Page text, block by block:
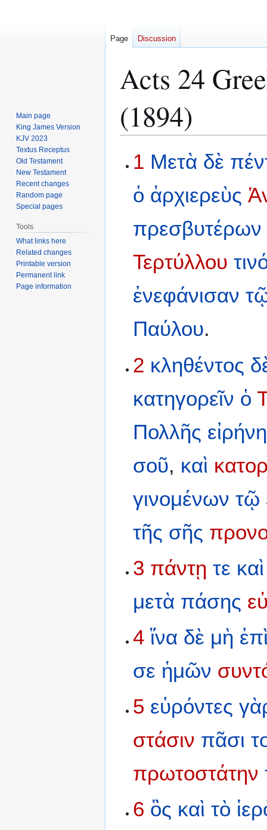
Acts 24
(1894)
toto
1 Μετὰ δὲ
ὁ ἀρχιερεὺς
πρεσβυτέρων
Τερτύλλου
ἐνεφάνισαν
Παύλου.
2 κληθέντος
κατηγορεῖν ὁ
Πολλῆς
σοῦ, καὶ
γινομένων τῷ
τῆς σῆς
3 πάντῃ τε καὶ
μετὰ πάσης
4 ἵνα δὲ μὴ
σε ἡμῶν
5 εὑρόντες
στάσιν πᾶσι
πρωτοστάτην
6 ὃς καὶ τὸ
Page Discussion
Main page
King James Version
KJV 2023
Textus Receptus
Old Testament
New Testament
Recent changes
Random page
Special pages
Tools
What links here
Related changes
Printable version
Permanent link
Page information